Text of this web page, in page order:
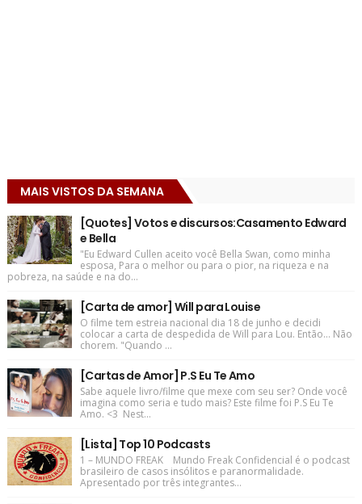
MAIS VISTOS DA SEMANA
[Quotes] Votos e discursos:Casamento Edward
e Bella
"Eu Edward Cullen aceito você Bella Swan, como minha
esposa, Para o melhor ou para o pior, na riqueza e na
pobreza, na saúde e na do...
[Carta de amor] Will para Louise
O filme tem estreia nacional dia 18 de junho e decidi
colocar a carta de despedida de Will para Lou. Então... Não
chorem. "Quando ...
[Cartas de Amor] P.S Eu Te Amo
Sabe aquele livro/filme que mexe com seu ser? Onde você
imagina como seria e tudo mais? Este filme foi P.S Eu Te
Amo. <3 Nest...
[Lista] Top 10 Podcasts
1 – MUNDO FREAK Mundo Freak Confidencial é o podcast
brasileiro de casos insólitos e paranormalidade.
Apresentado por três integrantes...